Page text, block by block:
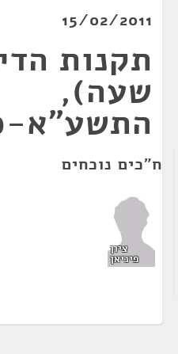
15/02/2011
תקנות
שעה),
התשע"א-2010
ח"כים נוכחים
ציון
פיניאן